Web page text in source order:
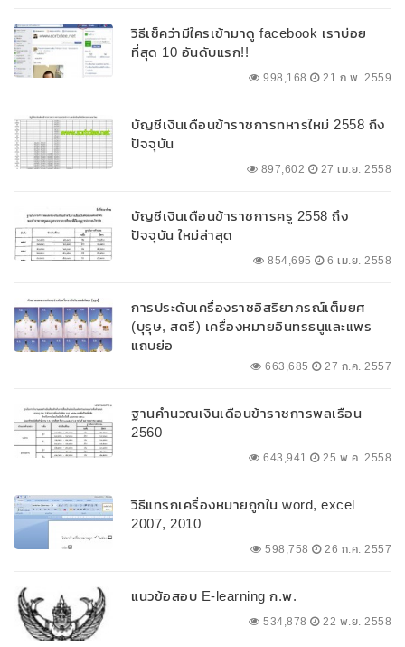
วิธีเช็คว่ามีใครเข้ามาดู facebook เราบ่อย
ที่สุด 10 อันดับแรก!!
998,168 21 ก.พ. 2559
บัญชีเงินเดือนข้าราชการทหารใหม่ 2558 ถึง
ปัจจุบัน
897,602 27 เม.ย. 2558
บัญชีเงินเดือนข้าราชการครู 2558 ถึง
ปัจจุบัน ใหม่ล่าสุด
854,695 6 เม.ย. 2558
การประดับเครื่องราชอิสริยาภรณ์เต็มยศ
(บุรุษ, สตรี) เครื่องหมายอินทรธนูและแพร
แถบย่อ
663,685 27 ก.ค. 2557
ฐานคำนวณเงินเดือนข้าราชการพลเรือน
2560
643,941 25 พ.ค. 2558
วิธีแทรกเครื่องหมายถูกใน word, excel
2007, 2010
598,758 26 ก.ค. 2557
แนวข้อสอบ E-learning ก.พ.
534,878 22 พ.ย. 2558